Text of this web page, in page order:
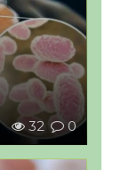
32 0